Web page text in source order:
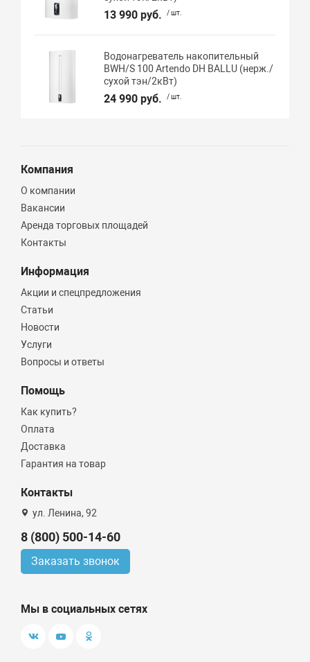
13 990 руб. / шт.
Водонагреватель накопительный
BWH/S 100 Artendo DH BALLU (нерж./
сухой тэн/2кВт)
24 990 руб. / шт.
Компания
О компании
Вакансии
Аренда торговых площадей
Контакты
Информация
Акции и спецпредложения
Статьи
Новости
Услуги
Вопросы и ответы
Помощь
Как купить?
Оплата
Доставка
Гарантия на товар
Контакты
ул. Ленина, 92
8 (800) 500-14-60
Заказать звонок
Мы в социальных сетях